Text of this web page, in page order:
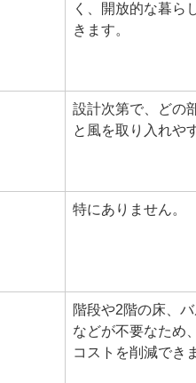
く、開放的な暮ら
きます。
設計次第で、どの
と風を取り入れや
特にありません。
階段や2階の床、
などが不要なため
コストを削減でき